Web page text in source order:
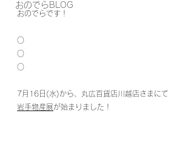
おのでらBLOG
おのでらです！
○
○
○
7月16日(水)から、丸広百貨店川越店さまにて
岩手物産展が始まりました！